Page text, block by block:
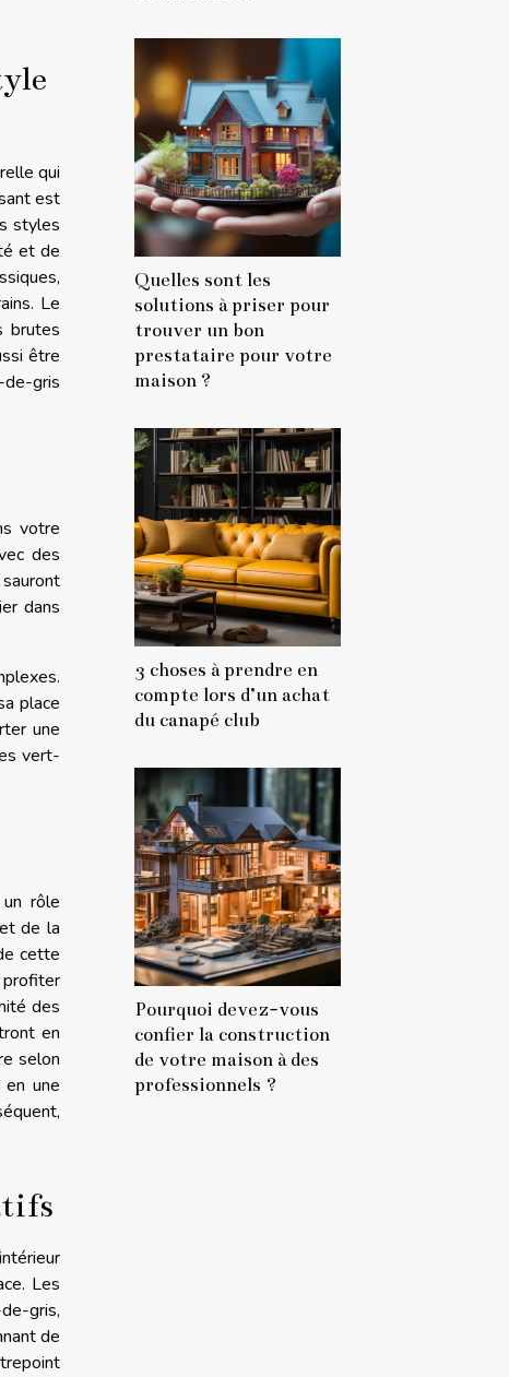
qui
est
styles
et de
Le
brutes
être
gris
votre
des
dans
place
une
vert-
rôle
de la
cette
des
en
selon
une
Les
gris,
de
Quelles sont les
solutions à priser pour
trouver un bon
prestataire pour votre
maison ?
3 choses à prendre en
compte lors d’un achat
du canapé club
Pourquoi devez-vous
confier la construction
de votre maison à des
professionnels ?